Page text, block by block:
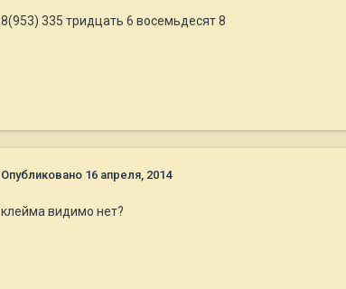
8(953) 335 тридцать 6 восемьдесят 8
Опубликовано 16 апреля, 2014
клейма видимо нет?